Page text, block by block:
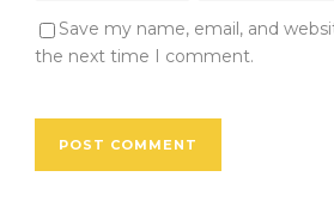
Save my name, email, and
the next time I comment.